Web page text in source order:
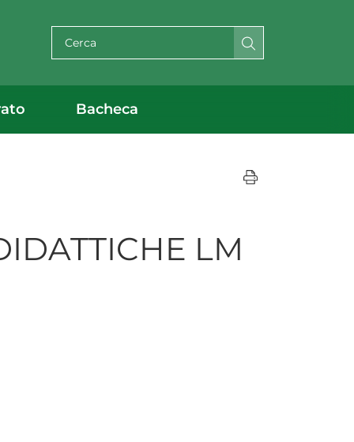
Bacheca
LM